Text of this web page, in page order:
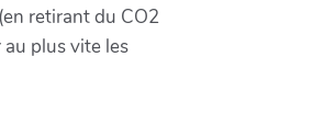
retirant du CO2
plus vite les